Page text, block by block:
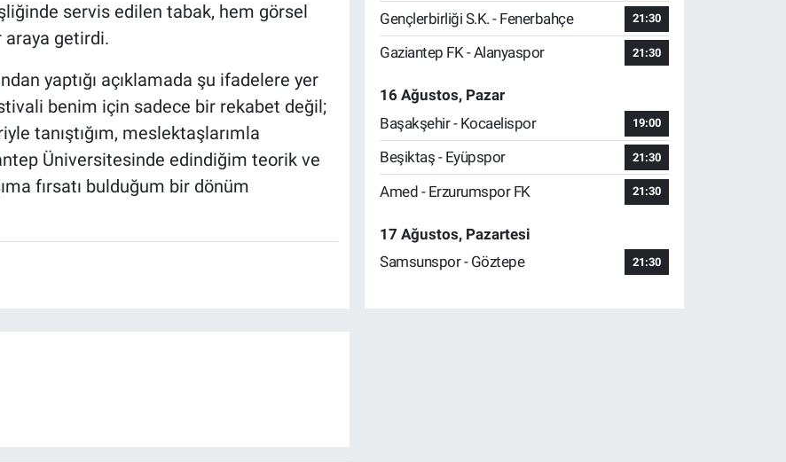
servis edilen tabak, hem görsel
getirdi.
yaptığı açıklamada şu ifadelere yer
benim için sadece bir rekabet değil;
tanıştığım, meslektaşlarımla
Üniversitesinde edindiğim teorik ve
fırsatı bulduğum bir dönüm
Gençlerbirliği S.K. - Fenerbahçe 21:30
Gaziantep FK - Alanyaspor 21:30
16 Ağustos, Pazar
Başakşehir - Kocaelispor
19:00
Beşiktaş - Eyüpspor 21:30
Amed - Erzurumspor FK 21:30
17 Ağustos, Pazartesi
Samsunspor - Göztepe
21:30